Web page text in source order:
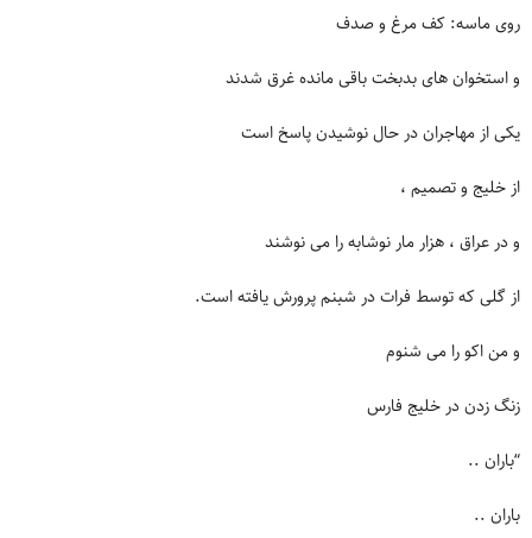
روی ماسه: کف مرغ و صدف
و استخوان های بدبخت باقی مانده غرق شدند
یکی از مهاجران در حال نوشیدن پاسخ است
از خلیج و تصمیم ،
و در عراق ، هزار مار نوشابه را می نوشند
از گلی که توسط فرات در شبنم پرورش یافته است.
و من اکو را می شنوم
زنگ زدن در خلیج فارس
“باران ..
باران ..